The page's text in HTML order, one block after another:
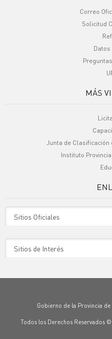
Correo
Solicitud
MÁS
Junta de Clasificación
Instituto
Gobierno de la Provincia de
Todos los Derechos Reservados ©